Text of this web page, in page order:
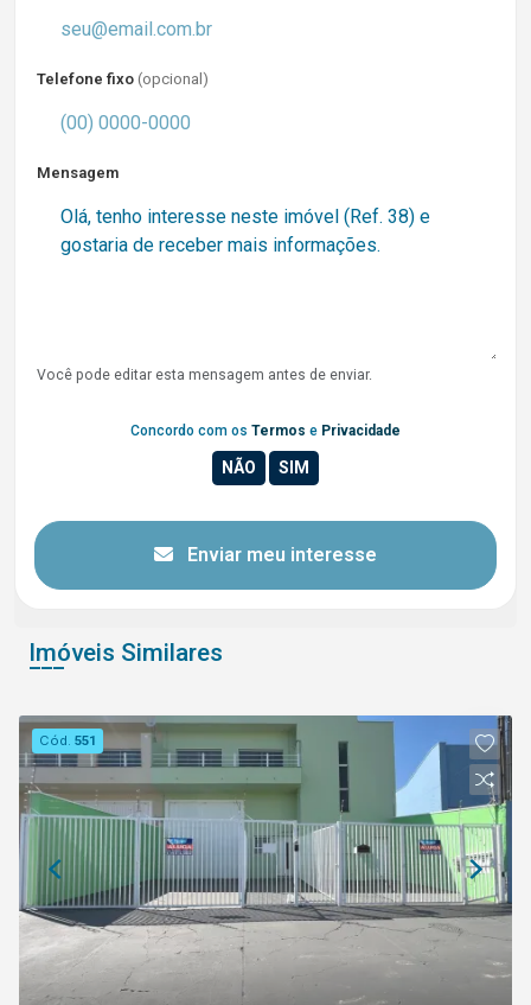
Telefone fixo (opcional)
Mensagem
Você pode editar esta mensagem antes de enviar.
Concordo com os Termos e Privacidade
Enviar meu interesse
Imóveis Similares
Cód.551